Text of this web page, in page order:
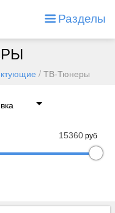
Разделы
/ ТВ-Тюнеры
руб